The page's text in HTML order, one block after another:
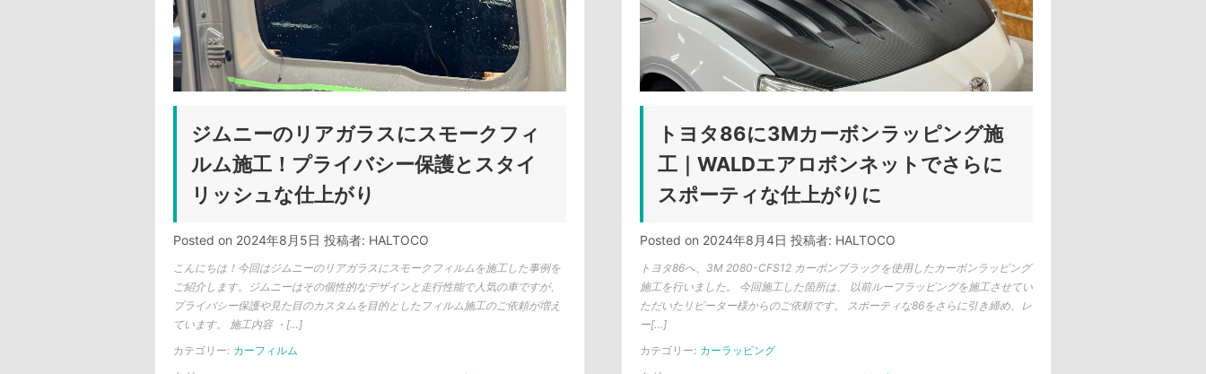
ジムニーのリアガラスにスモークフィ
ルム施工！プライバシー保護とスタイ
リッシュな仕上がり
Posted on 2024年8月5日 投稿者: HALTOCO
こんにちは！今回はジムニーのリアガラスにスモークフィルムを施工した事例を
ご紹介します。ジムニーはその個性的なデザインと走行性能で人気の車ですが、
プライバシー保護や見た目のカスタムを目的としたフィルム施工のご依頼が増え
ています。 施工内容 ・[…]
カテゴリー: カーフィルム
トヨタ86に3Mカーボンラッピング施
工｜WALDエアロボンネットでさらに
スポーティな仕上がりに
Posted on 2024年8月4日 投稿者: HALTOCO
トヨタ86へ、3M 2080-CFS12 カーボンブラックを使用したカーボンラッピング
施工を行いました。 今回施工した箇所は、 以前ルーフラッピングを施工させてい
ただいたリピーター様からのご依頼です。 スポーティな86をさらに引き締め、レ
ー[…]
カテゴリー: カーラッピング